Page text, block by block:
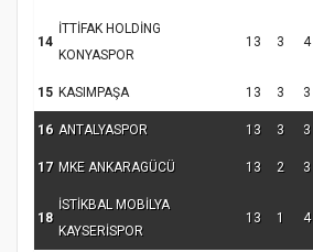
Etkinliği
Türkiye’de insanlar dinle
koparıyor mu?
14
İTTİFAK HOLDİNG
KONYASPOR
13 3 4
15 KASIMPAŞA 13 3 3
16 ANTALYASPOR 13 3 3
17 MKE ANKARAGÜCÜ 13 2 3
18
İSTİKBAL MOBİLYA
KAYSERİSPOR
13 1 4